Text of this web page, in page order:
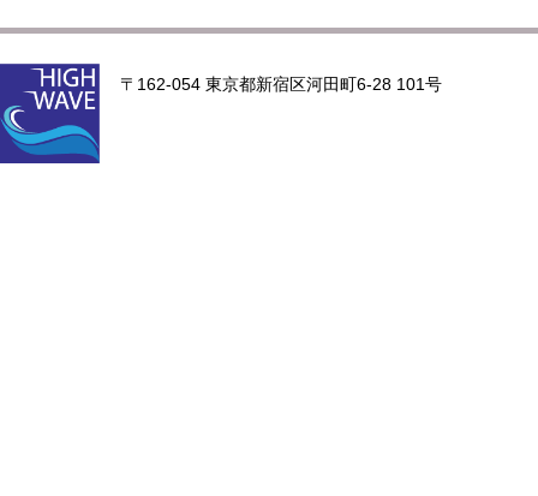
〒162-054 東京都新宿区河田町6-28 101号